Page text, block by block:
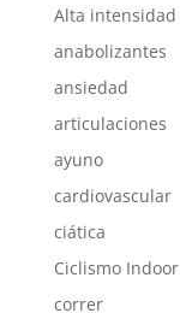
Alta intensidad
anabolizantes
ansiedad
articulaciones
ayuno
cardiovascular
ciática
Ciclismo Indoor
correr